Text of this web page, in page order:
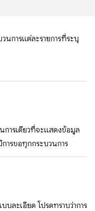
นการแต่ละรายการที่ระบุ
การเดียวที่จะแสดงข้อมูล
การขอทุกกระบวนการ
บละเอียด โปรดทราบว่าการ